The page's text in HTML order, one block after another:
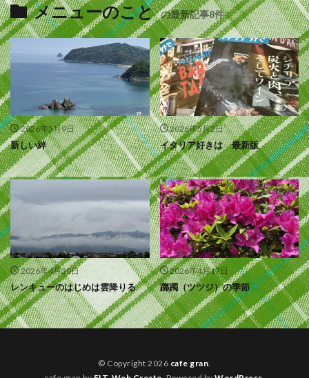
メニューのこと の最新記事8件
2026年5月9日
新しい絆
2026年5月2日
イタリア好きは 最新版
2026年4月30日
レンキューのはじめは雲降りる
2026年4月17日
躑躅（ツツジ）の季節
© Copyright 2026 cafe gran